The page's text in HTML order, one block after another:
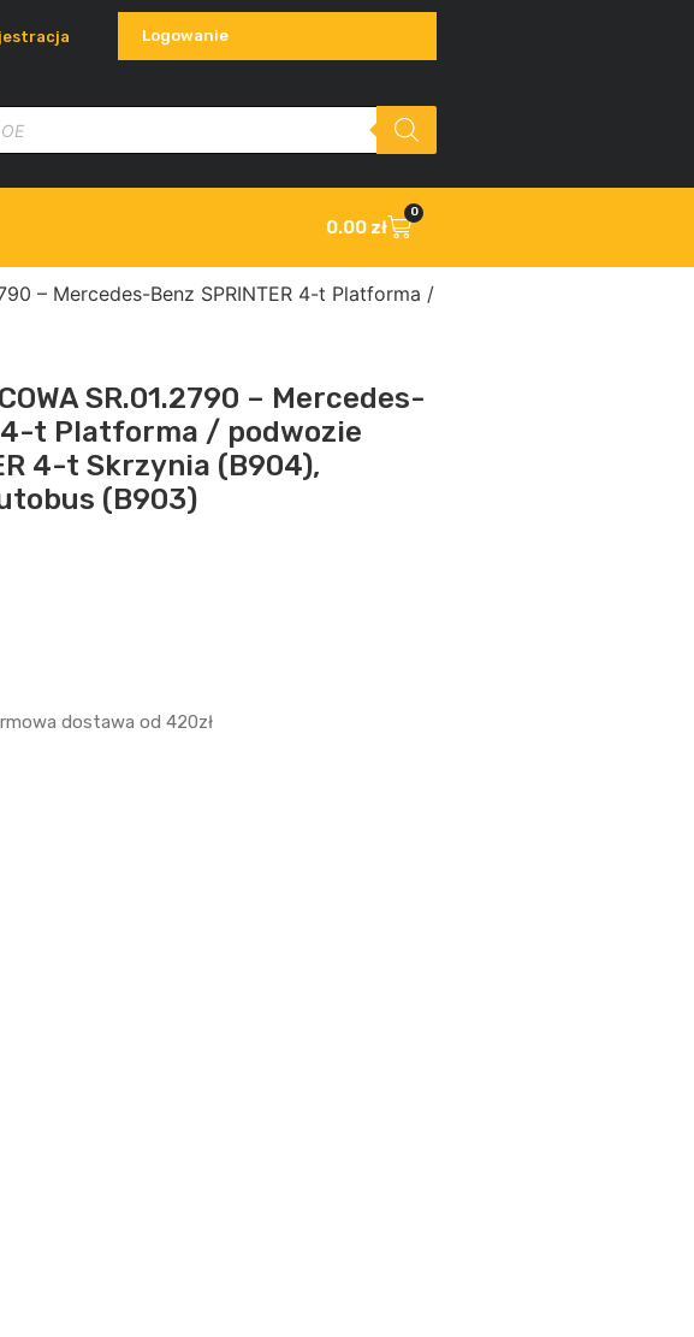
Logowanie
0.00 zł
0
– Mercedes-Benz SPRINTER 4-t Platforma /
SR.01.2790 – Mercedes-
4-t Platforma / podwozie
4-t Skrzynia (B904),
(B903)
dostawa od 420zł